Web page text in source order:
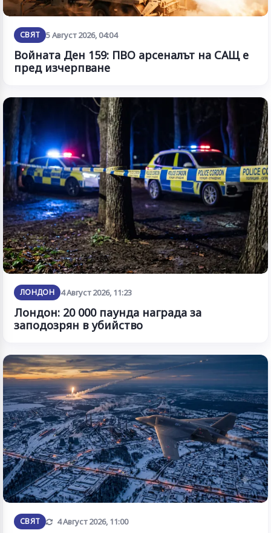
СВЯТ 5 Август 2026, 04:04
Войната Ден 159: ПВО арсеналът на САЩ е
пред изчерпване
ЛОНДОН 4 Август 2026, 11:23
Лондон: 20 000 паунда награда за
заподозрян в убийство
СВЯТ Обновена
4 Август 2026, 11:00